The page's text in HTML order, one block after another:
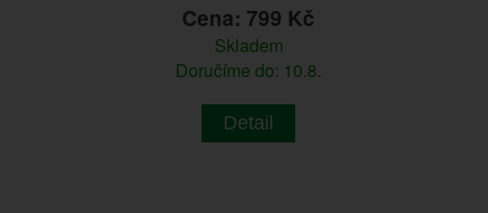
Cena: 799 Kč
Skladem
Doručíme do: 10.8.
Detail